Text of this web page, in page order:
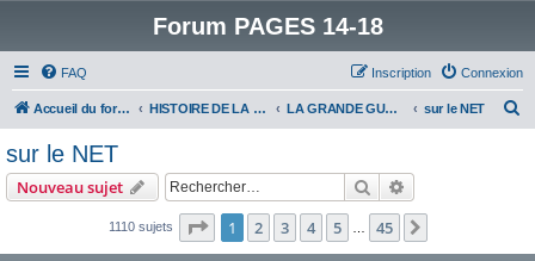
Forum PAGES 14-18
FAQ Connexion
Inscription
Accueil du forum HISTOIRE DE LA GRANDE GUERRE LA GRANDE GUERRE VUE D'AUJOURD'HUI sur le NET
sur le NET
Nouveau sujet Rechercher
1110 sujets Page 1sur45
1 2 3 4 5 45